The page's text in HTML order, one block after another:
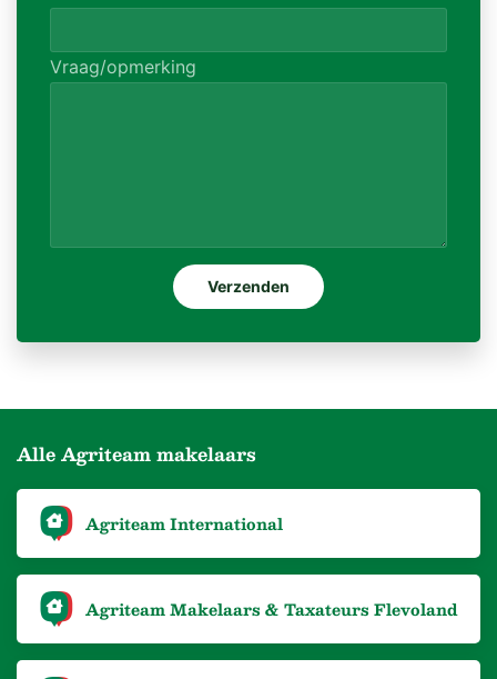
Vraag/opmerking
Alle Agriteam makelaars
Agriteam International
Agriteam Makelaars & Taxateurs Flevoland